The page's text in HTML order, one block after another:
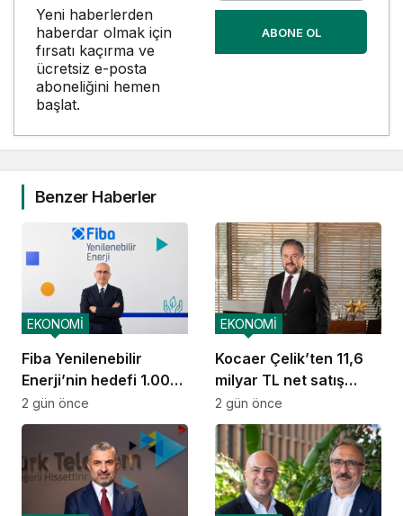
Yeni haberlerden
haberdar olmak için
fırsatı kaçırma ve
ücretsiz e-posta
aboneliğini hemen
başlat.
ABONE OL
Benzer Haberler
Fiba Yenilenebilir
Enerji’nin hedefi 1.000
MW
EKONOMİ
2 gün önce
Kocaer Çelik’ten 11,6
milyar TL net satış
geliri
EKONOMİ
2 gün önce